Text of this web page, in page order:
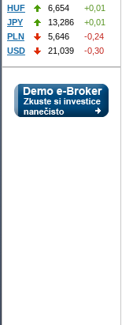
HUF
6,654
+0,01
JPY
13,286
+0,01
PLN
5,646
-0,24
USD
21,039 -0,30